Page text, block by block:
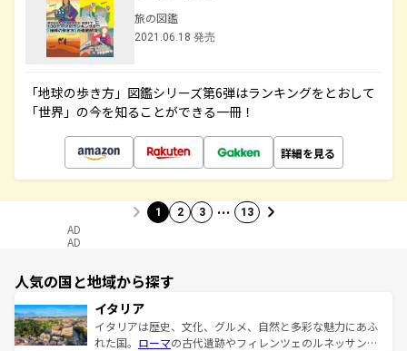
旅の図鑑
2021.06.18 発売
「地球の歩き方」図鑑シリーズ第6弾はランキングをとおして
「世界」の今を知ることができる一冊！
詳細を見る
1 2 3 … 13
AD
AD
人気の国と地域から探す
イタリア
イタリアは歴史、文化、グルメ、自然と多彩な魅力にあふ
れた国。 ローマの古代遺跡やフィレンツェのルネッサンス